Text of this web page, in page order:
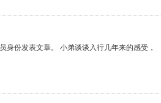
份发表文章。 小弟谈谈入行几年来的感受，